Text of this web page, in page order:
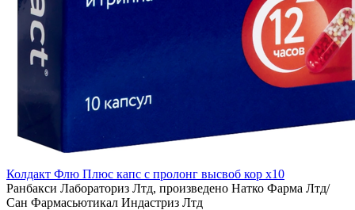
Колдакт Флю Плюс капс с пролонг высвоб кор x10
Ранбакси Лабораториз Лтд, произведено Натко Фарма Лтд/
Сан Фармасьютикал Индастриз Лтд